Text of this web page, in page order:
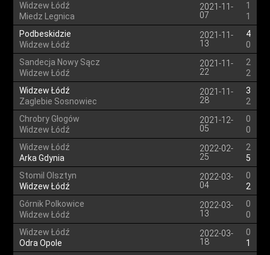
Widzew Łódź
Miedz Legnica
2021-11-
07
1
1
Podbeskidzie
Widzew Łódź
2021-11-
13
4
0
Sandecja Nowy Sącz
Widzew Łódź
2021-11-
22
2
2
Widzew Łódź
Zaglebie Sosnowiec
2021-11-
28
3
2
Chrobry Głogów
Widzew Łódź
2021-12-
05
0
0
Widzew Łódź
Arka Gdynia
2022-02-
25
2
5
Stomil Olsztyn
Widzew Łódź
2022-03-
04
0
2
Górnik Polkowice
Widzew Łódź
2022-03-
13
0
0
Widzew Łódź
Odra Opole
2022-03-
18
0
1